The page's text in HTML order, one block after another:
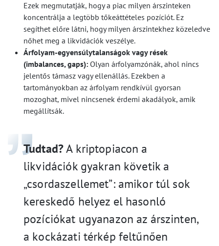
Ezek megmutatják, hogy a piac milyen árszinteken
koncentrálja a legtöbb tőkeáttételes pozíciót. Ez
segíthet előre látni, hogy milyen árszintekhez közeledve
nőhet meg a likvidációk veszélye.
Árfolyam-egyensúlytalanságok vagy rések
(imbalances, gaps): Olyan árfolyamzónák, ahol nincs
jelentős támasz vagy ellenállás. Ezekben a
tartományokban az árfolyam rendkívül gyorsan
mozoghat, mivel nincsenek érdemi akadályok, amik
megállítsák.
Tudtad?A kriptopiacon a
likvidációk gyakran követik a
„csordaszellemet”: amikor túl sok
kereskedő helyez el hasonló
pozíciókat ugyanazon az árszinten,
a kockázati térkép feltűnően